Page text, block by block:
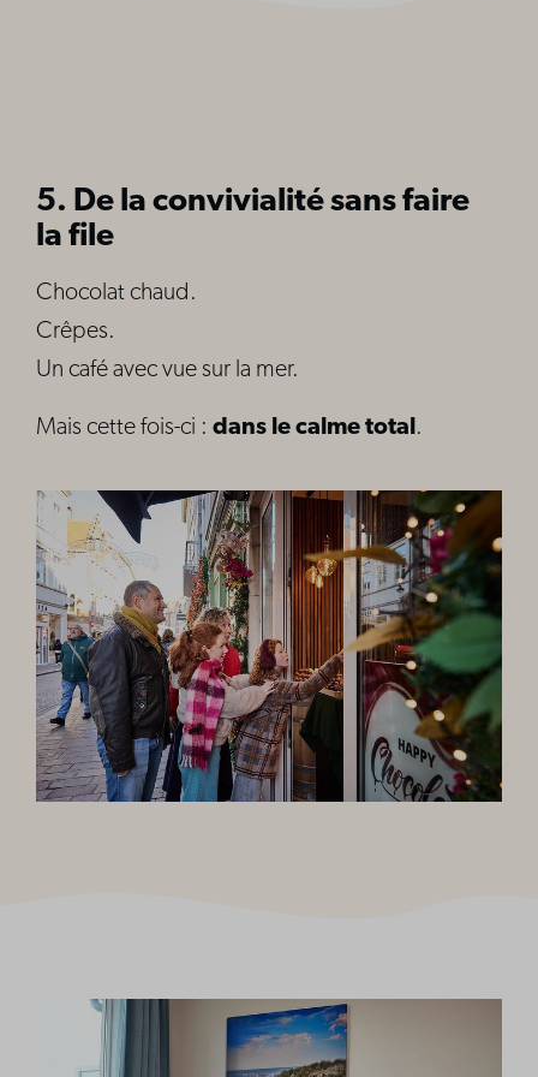
5. De la convivialité sans faire
la file
Chocolat chaud.
Crêpes.
Un café avec vue sur la mer.
Mais cette fois-ci :dans le calme total .